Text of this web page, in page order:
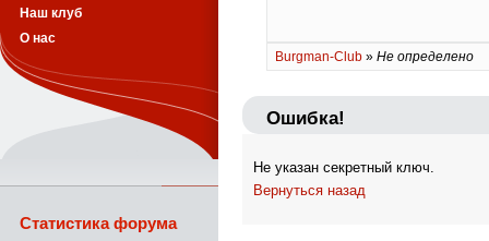
Burgman-Club » Не определено
Ошибка!
Не указан секретный ключ.
Вернуться назад
Наш клуб
О нас
Статистика форума